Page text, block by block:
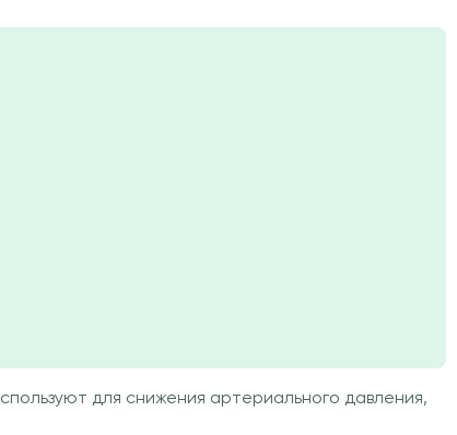
для снижения артериального давления,